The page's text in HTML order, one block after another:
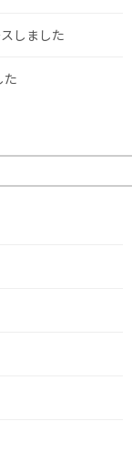
しました
た